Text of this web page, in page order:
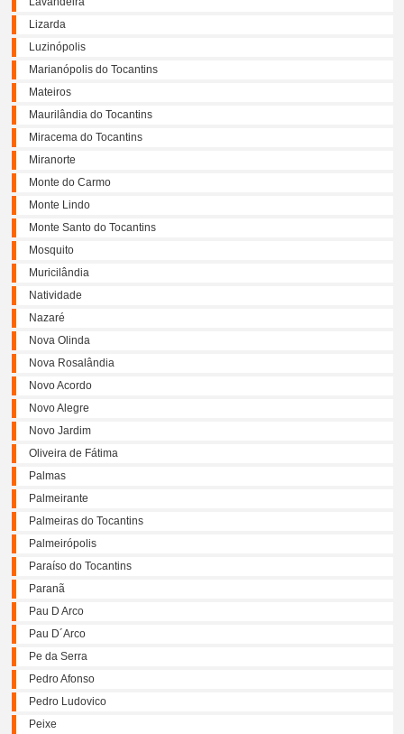
Lizarda
Luzinópolis
Marianópolis do Tocantins
Mateiros
Maurilândia do Tocantins
Miracema do Tocantins
Miranorte
Monte do Carmo
Monte Lindo
Monte Santo do Tocantins
Mosquito
Muricilândia
Natividade
Nazaré
Nova Olinda
Nova Rosalândia
Novo Acordo
Novo Alegre
Novo Jardim
Oliveira de Fátima
Palmas
Palmeirante
Palmeiras do Tocantins
Palmeirópolis
Paraíso do Tocantins
Paranã
Pau D Arco
Pau D´Arco
Pe da Serra
Pedro Afonso
Pedro Ludovico
Peixe